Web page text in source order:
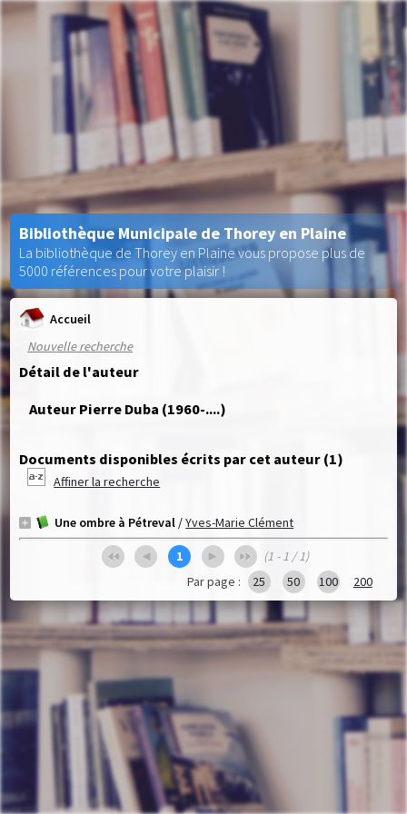
Accueil
Nouvelle recherche
Détail de l'auteur
Auteur Pierre Duba (1960-....)
Documents disponibles écrits par cet auteur (1)
Affiner la recherche
Une ombre à Pétreval /Yves-Marie Clément
1
(1 - 1 / 1)
Par page :
25 50 100 200
Bibliothèque Municipale de Thorey en Plaine
La bibliothèque de Thorey en Plaine vous propose plus de
5000 références pour votre plaisir !